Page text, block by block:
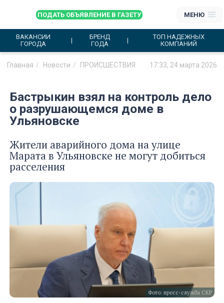
ПОДАТЬ ОБЪЯВЛЕНИЕ В ГАЗЕТУ МЕНЮ
ВАКАНСИИ
ГОРОДА
БРЕНД
ГОДА
ТОП НАДЕЖНЫХ
КОМПАНИЙ
Главная Новости ПРОИСШЕСТВИЯ 17:33, 24 марта 2026
Бастрыкин взял на контроль дело
о разрушающемся доме в
Ульяновске
Жители аварийного дома на улице
Марата в Ульяновске не могут добиться
расселения
Фото: пресс-служба СКР